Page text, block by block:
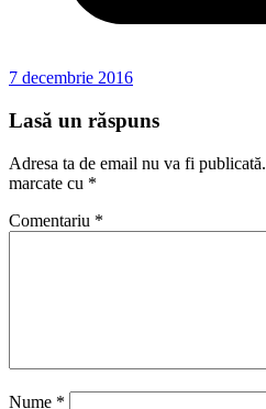
7 decembrie 2016
Lasă un răspuns
Adresa ta de email nu va fi publicată.
marcate cu *
Comentariu *
Nume *